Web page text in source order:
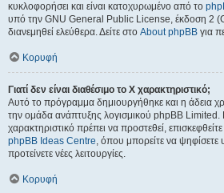
κυκλοφορήσει και είναι κατοχυρωμένο από το
υπό την GNU General Public License, έκδοση 2
διανεμηθεί ελεύθερα. Δείτε στο About phpBB για
Κορυφή
Γιατί δεν είναι διαθέσιμο το Χ χαρακτηριστικό;
Αυτό το πρόγραμμα δημιουργήθηκε και η άδεια
την ομάδα ανάπτυξης λογισμικού phpBB Limited.
χαρακτηριστικό πρέπει να προστεθεί,
phpBB Ideas Centre, όπου μπορείτε να ψηφίσετε
προτείνετε νέες λειτουργίες.
Κορυφή